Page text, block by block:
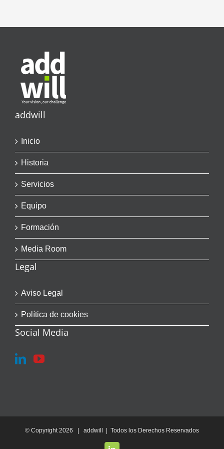
addwill
Inicio
Historia
Servicios
Equipo
Formación
Media Room
Legal
Aviso Legal
Política de cookies
Social Media
© Copyright2026 | addwill | Todos los Derechos Reservados